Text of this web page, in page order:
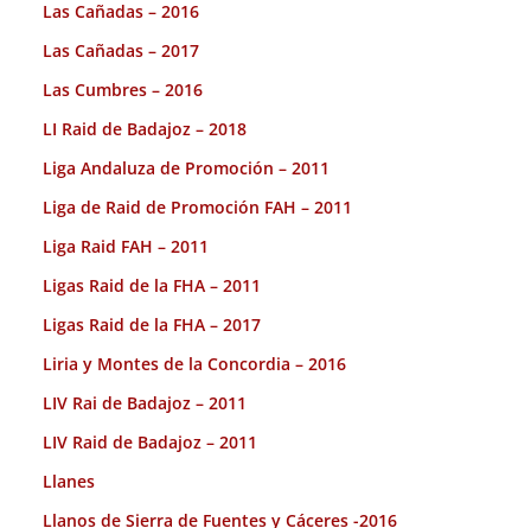
Las Cañadas – 2016
Las Cañadas – 2017
Las Cumbres – 2016
LI Raid de Badajoz – 2018
Liga Andaluza de Promoción – 2011
Liga de Raid de Promoción FAH – 2011
Liga Raid FAH – 2011
Ligas Raid de la FHA – 2011
Ligas Raid de la FHA – 2017
Liria y Montes de la Concordia – 2016
LIV Rai de Badajoz – 2011
LIV Raid de Badajoz – 2011
Llanes
Llanos de Sierra de Fuentes y Cáceres -2016